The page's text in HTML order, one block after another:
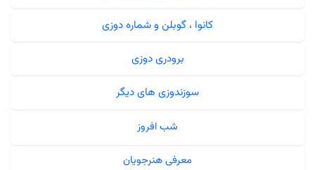
کانوا ، گوبلن و شماره دوزی
برودری دوزی
سوزندوزی های دیگر
شب افروز
معرفی هنرجویان